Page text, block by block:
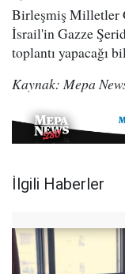
Birleşmiş Milletler
İsrail'in Gazze
toplantı yapacağı
Kaynak: Mepa
İlgili Haberler